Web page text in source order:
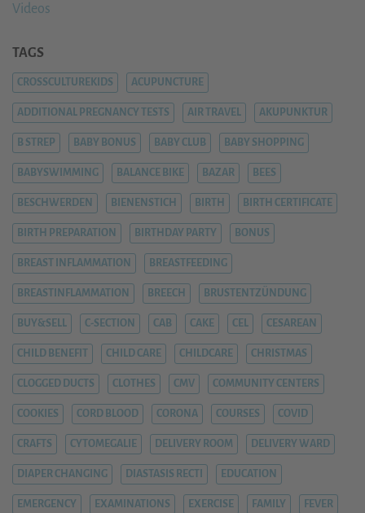
Videos
TAGS
CROSSCULTUREKIDS ACUPUNCTURE
ADDITIONAL PREGNANCY TESTS AIR TRAVEL AKUPUNKTUR
B STREP BABY BONUS BABY CLUB BABY SHOPPING
BABYSWIMMING BALANCE BIKE BAZAR BEES
BESCHWERDEN BIENENSTICH BIRTH BIRTH CERTIFICATE
BIRTH PREPARATION BIRTHDAY PARTY BONUS
BREAST INFLAMMATION BREASTFEEDING
BREASTINFLAMMATION BREECH BRUSTENTZÜNDUNG
BUY&SELL C-SECTION CAB CAKE CEL CESAREAN
CHILD BENEFIT CHILD CARE CHILDCARE CHRISTMAS
CLOGGED DUCTS CLOTHES CMV COMMUNITY CENTERS
COOKIES CORD BLOOD CORONA COURSES COVID
CRAFTS CYTOMEGALIE DELIVERY ROOM DELIVERY WARD
DIAPER CHANGING DIASTASIS RECTI EDUCATION
EMERGENCY EXAMINATIONS EXERCISE FAMILY FEVER